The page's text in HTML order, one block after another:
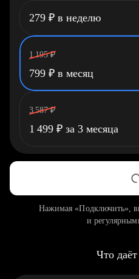
279 ₽ в неделю
1 195 ₽
799 ₽ в месяц
3 587 ₽
1 499 ₽ за 3 месяца
Нажимая «Подключить»,
и
Что